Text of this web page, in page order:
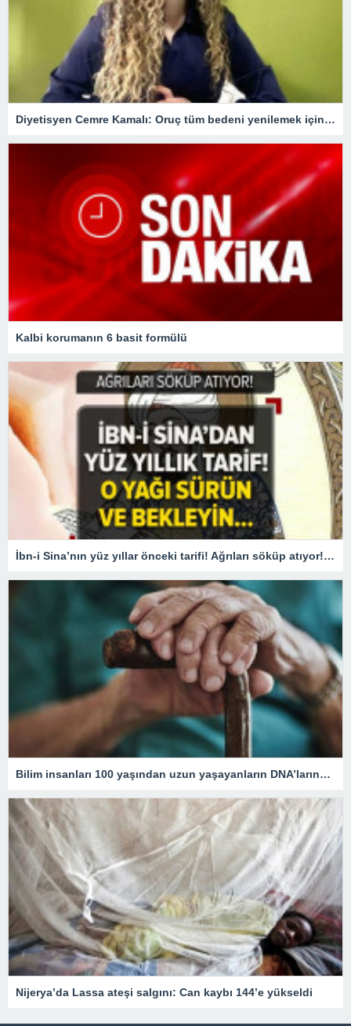
Diyetisyen Cemre Kamalı: Oruç tüm bedeni yenilemek için bir fırsat
Kalbi korumanın 6 basit formülü
İbn-i Sina’nın yüz yıllar önceki tarifi! Ağrıları söküp atıyor! O yağı sürün ve bekleyin
Bilim insanları 100 yaşından uzun yaşayanların DNA’larındaki kritik özelliği tespit etti
Nijerya’da Lassa ateşi salgını: Can kaybı 144’e yükseldi